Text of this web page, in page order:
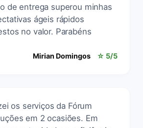
de entrega superou minhas
ágeis rápidos
no valor. Parabéns
Mirian Domingos ☆ 5/5
os serviços da Fórum
em 2 ocasiões. Em